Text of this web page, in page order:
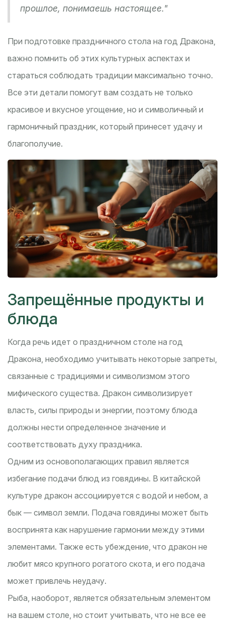
прошлое, понимаешь настоящее."
При подготовке праздничного стола на год Дракона,
важно помнить об этих культурных аспектах и
стараться соблюдать традиции максимально точно.
Все эти детали помогут вам создать не только
красивое и вкусное угощение, но и символичный и
гармоничный праздник, который принесет удачу и
благополучие.
Запрещённые продукты и
блюда
Когда речь идет о праздничном столе на год
Дракона, необходимо учитывать некоторые запреты,
связанные с традициями и символизмом этого
мифического существа. Дракон символизирует
власть, силы природы и энергии, поэтому блюда
должны нести определенное значение и
соответствовать духу праздника.
Одним из основополагающих правил является
избегание подачи блюд из говядины. В китайской
культуре дракон ассоциируется с водой и небом, а
бык — символ земли. Подача говядины может быть
воспринята как нарушение гармонии между этими
элементами. Также есть убеждение, что дракон не
любит мясо крупного рогатого скота, и его подача
может привлечь неудачу.
Рыба, наоборот, является обязательным элементом
на вашем столе, но стоит учитывать, что не все ее